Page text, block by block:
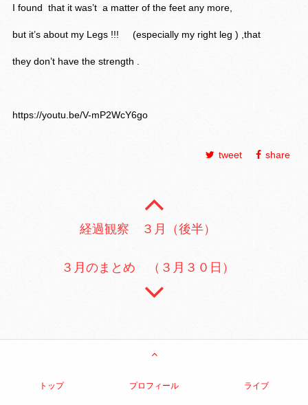
I found that it was’t a matter of the feet any more,
but it’s about my Legs !!! (especially my right leg ) ,that
they don’t have the strength .
https://youtu.be/V-mP2WcY6go
tweet share
経過観察 ３月（後半）
３月のまとめ （３月３０日）
トップ プロフィール ライブ